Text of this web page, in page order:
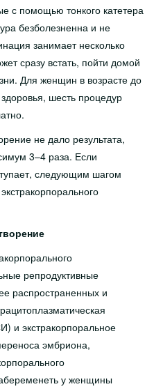
с помощью тонкого катетера
безболезненна и не
занимает несколько
сразу встать, пойти домой
Для женщин в возрасте до
шесть процедур
не дало результата,
3–4 раза. Если
следующим шагом
репродуктивные
распространенных и
и экстракорпоральное
эмбриона,
у женщины